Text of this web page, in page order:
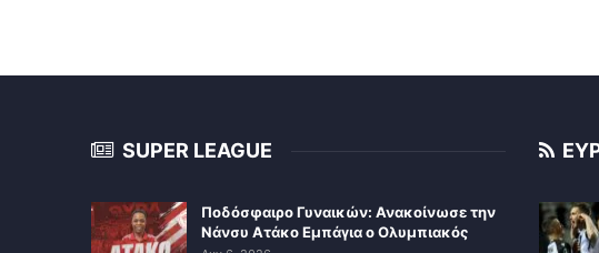
SUPER LEAGUE
Ποδόσφαιρο Γυναικών: Ανακοίνωσε την
Νάνσυ Ατάκο Εμπάγια ο Ολυμπιακός